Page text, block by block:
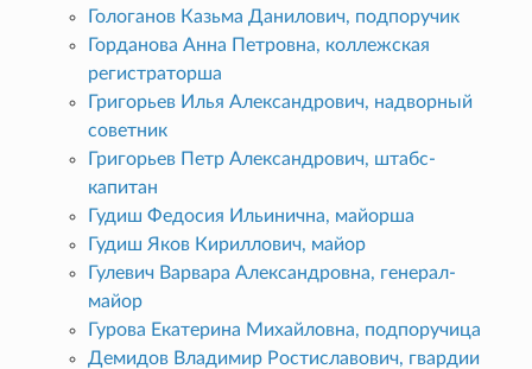
Гологанов Казьма Данилович, подпоручик
Горданова Анна Петровна, коллежская
регистраторша
Григорьев Илья Александрович, надворный
советник
Григорьев Петр Александрович, штабс-
капитан
Гудиш Федосия Ильинична, майорша
Гудиш Яков Кириллович, майор
Гулевич Варвара Александровна, генерал-
майор
Гурова Екатерина Михайловна, подпоручица
Демидов Владимир Ростиславович, гвардии